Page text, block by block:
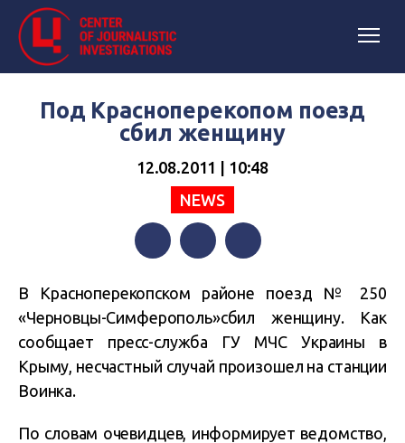
Под Красноперекопом поезд
сбил женщину
12.08.2011 | 10:48
NEWS
В Красноперекопском районе поезд № 250
«Черновцы-Симферополь»сбил женщину. Как
сообщает пресс-служба ГУ МЧС Украины в
Крыму, несчастный случай произошел на станции
Воинка.
По словам очевидцев, информирует ведомство,